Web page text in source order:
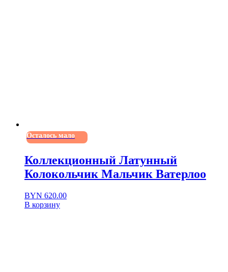
Осталось мало
Коллекционный Латунный
Колокольчик Мальчик Ватерлоо
BYN 620.00
В корзину